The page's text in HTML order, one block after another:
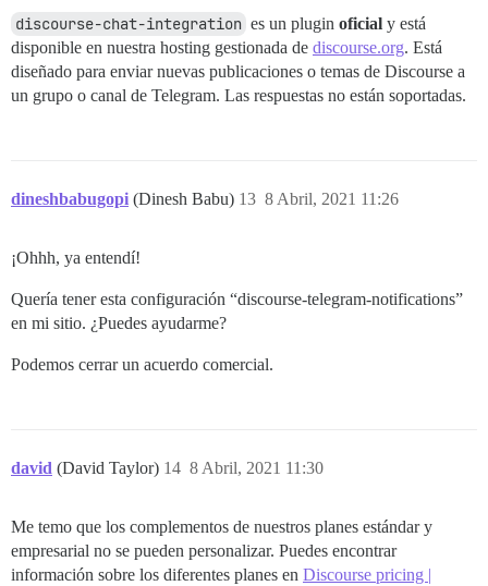
discourse-chat-integration es un plugin oficial y está
disponible en nuestra hosting gestionada de discourse.org. Está
diseñado para enviar nuevas publicaciones o temas de Discourse a
un grupo o canal de Telegram. Las respuestas no están soportadas.
dineshbabugopi (Dinesh Babu) 8 Abril, 2021 11:26
13
¡Ohhh, ya entendí!
Quería tener esta configuración “discourse-telegram-notifications”
en mi sitio. ¿Puedes ayudarme?
Podemos cerrar un acuerdo comercial.
david (David Taylor) 8 Abril, 2021 11:30
14
Me temo que los complementos de nuestros planes estándar y
empresarial no se pueden personalizar. Puedes encontrar
información sobre los diferentes planes en Discourse pricing |